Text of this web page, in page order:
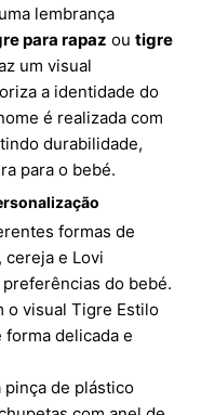
lembrança
para rapaz ou tigre
um visual
a identidade do
é realizada com
durabilidade,
para o bebé.
formas de
cereja e Lovi
do bebé.
o visual Tigre Estilo
delicada e
pinça de plástico